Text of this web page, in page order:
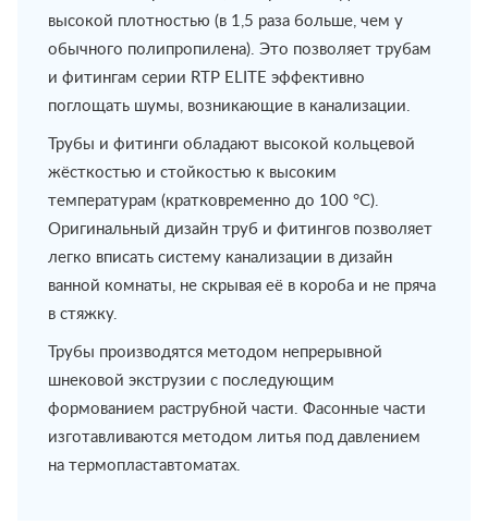
высокой плотностью (в 1,5 раза больше, чем у
обычного полипропилена). Это позволяет трубам
и фитингам серии RTP ELITE эффективно
поглощать шумы, возникающие в канализации.
Трубы и фитинги обладают высокой кольцевой
жёсткостью и стойкостью к высоким
температурам (кратковременно до 100 °С).
Оригинальный дизайн труб и фитингов позволяет
легко вписать систему канализации в дизайн
ванной комнаты, не скрывая её в короба и не пряча
в стяжку.
Трубы производятся методом непрерывной
шнековой экструзии с последующим
формованием раструбной части. Фасонные части
изготавливаются методом литья под давлением
на термопластавтоматах.